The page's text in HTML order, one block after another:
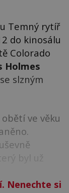
Temný rytíř
do kinosálu
Colorado
Holmes
slzným
ve věku
byl už
Nenechte si